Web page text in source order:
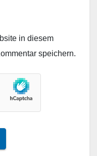
in diesem
speichern.